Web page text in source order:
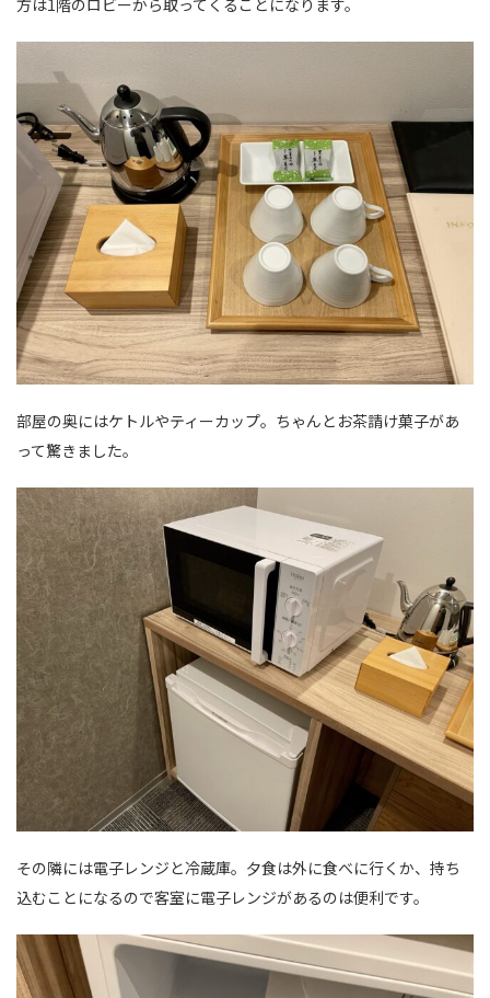
部屋の奥にはケトルやティーカップ。ちゃんとお茶請け菓子があ
って驚きました。
その隣には電子レンジと冷蔵庫。夕食は外に食べに行くか、持ち
込むことになるので客室に電子レンジがあるのは便利です。